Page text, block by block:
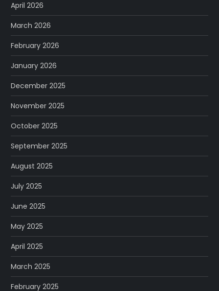
April 2026
March 2026
February 2026
January 2026
December 2025
November 2025
October 2025
September 2025
August 2025
July 2025
June 2025
May 2025
April 2025
March 2025
February 2025